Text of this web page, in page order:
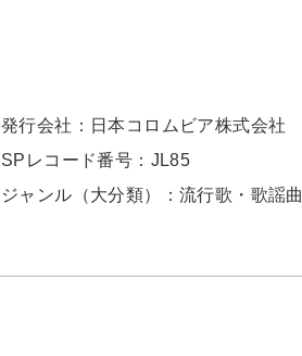
発行会社： 日本コロムビア株式会社
SPレコード番号： JL85
ジャンル（大分類）： 流行歌・歌謡曲